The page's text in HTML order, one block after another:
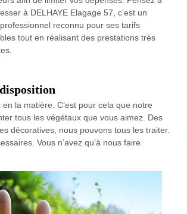
à DELHAYE Elagage 57, c’est un
reconnu pour ses tarifs
tout en réalisant des prestations très
la matière. C’est pour cela que notre
tous les végétaux que vous aimez. Des
décoratives, nous pouvons tous les traiter.
Vous n’avez qu’à nous faire